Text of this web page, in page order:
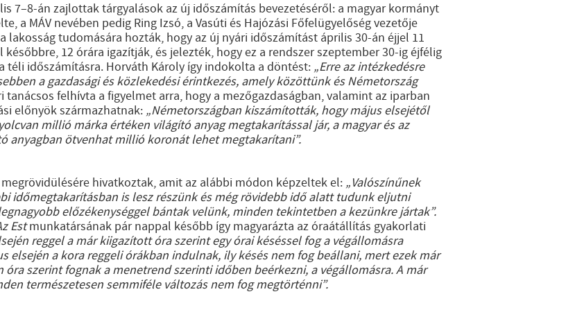
7–8-án zajlottak tárgyalások az új időszámítás bevezetéséről: a magyar kormányt
a MÁV nevében pedig Ring Izsó, a Vasúti és Hajózási Főfelügyelőség vezetője
lakosság tudomására hozták, hogy az új nyári időszámítást április 30-án éjjel 11
12 órára igazítják, és jelezték, hogy ez a rendszer szeptember 30-ig éjfélig
téli időszámításra. Horváth Károly így indokolta a döntést: „Erre az intézkedésre
a gazdasági és közlekedési érintkezés, amely közöttünk és Németország
tanácsos felhívta a figyelmet arra, hogy a mezőgazdaságban, valamint az iparban
előnyök származhatnak: „Németországban kiszámították, hogy május elsejétől
millió márka értéken világító anyag megtakarítással jár, a magyar és az
anyagban ötvenhat millió koronát lehet megtakarítani”.
hivatkoztak, amit az alábbi módon képzeltek el: „Valószínűnek
időmegtakarításban is lesz részünk és még rövidebb idő alatt tudunk eljutni
előzékenységgel bántak velünk, minden tekintetben a kezünkre jártak”.
Estmunkatársának pár nappal később így magyarázta az óraátállítás gyakorlati
reggel a már kiigazított óra szerint egy órai késéssel fog a végállomásra
elsején a kora reggeli órákban indulnak, ily késés nem fog beállani, mert ezek már
szerint fognak a menetrend szerinti időben beérkezni, a végállomásra. A már
természetesen semmiféle változás nem fog megtörténni”.